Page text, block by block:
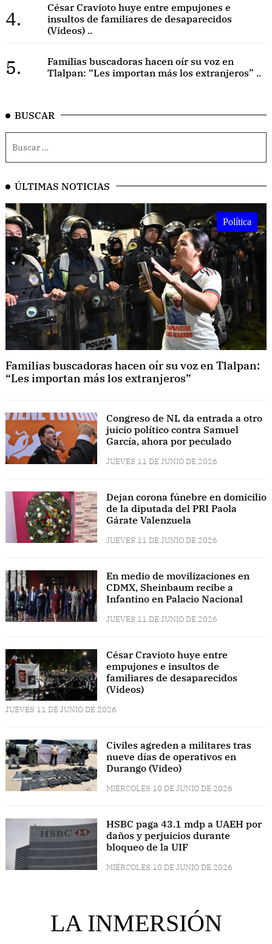
4.
César Cravioto huye entre empujones e
insultos de familiares de desaparecidos
(Videos) ..
5.
Familias buscadoras hacen oír su voz en
Tlalpan: “Les importan más los extranjeros” ..
BUSCAR
ÚLTIMAS NOTICIAS
Política
Familias buscadoras hacen oír su voz en Tlalpan:
“Les importan más los extranjeros”
Congreso de NL da entrada a otro
juicio político contra Samuel
García, ahora por peculado
JUEVES 11 DE JUNIO DE 2026
Dejan corona fúnebre en domicilio
de la diputada del PRI Paola
Gárate Valenzuela
JUEVES 11 DE JUNIO DE 2026
En medio de movilizaciones en
CDMX, Sheinbaum recibe a
Infantino en Palacio Nacional
JUEVES 11 DE JUNIO DE 2026
César Cravioto huye entre
empujones e insultos de
familiares de desaparecidos
(Videos)
JUEVES 11 DE JUNIO DE 2026
Civiles agreden a militares tras
nueve días de operativos en
Durango (Video)
MIÉRCOLES 10 DE JUNIO DE 2026
HSBC paga 43.1 mdp a UAEH por
daños y perjuicios durante
bloqueo de la UIF
MIÉRCOLES 10 DE JUNIO DE 2026
LA INMERSIÓN